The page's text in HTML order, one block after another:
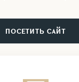
ПОСЕТИТЬ САЙТ